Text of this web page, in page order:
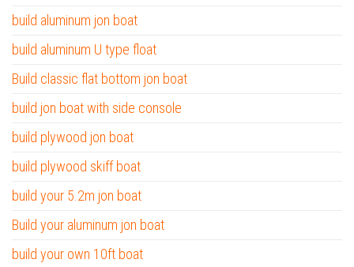
build aluminum jon boat
build aluminum U type float
Build classic flat bottom jon boat
build jon boat with side console
build plywood jon boat
build plywood skiff boat
build your 5.2m jon boat
Build your aluminum jon boat
build your own 10ft boat